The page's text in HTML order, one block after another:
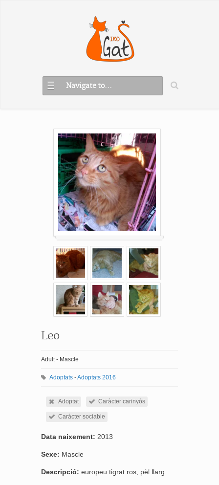
Navigate to...
Leo
Adult - Mascle
Adoptats -Adoptats 2016
Adoptat Caràcter carinyós
Caràcter sociable
Data naixement: 2013
Sexe: Mascle
Descripció: europeu tigrat ros, pèl llarg